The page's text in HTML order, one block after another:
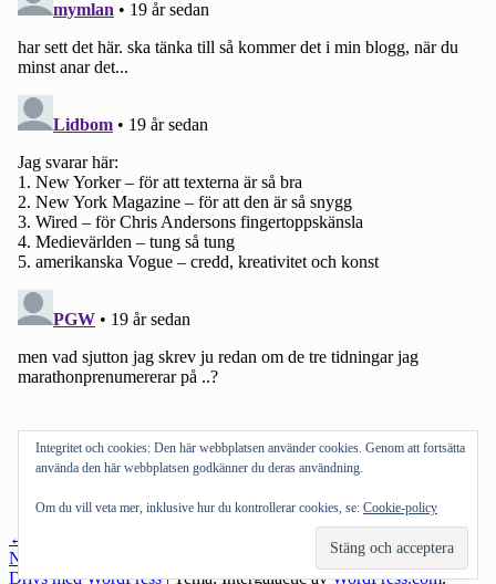
Inläggsnavigering
←
Nästa inlägg
Drivs med WordPress |Tema: Intergalactic avWordPress.com.
Integritet och cookies: Den här webbplatsen använder cookies. Genom att fortsätta
använda den här webbplatsen godkänner du deras användning.
Om du vill veta mer, inklusive hur du kontrollerar cookies, se: Cookie-policy